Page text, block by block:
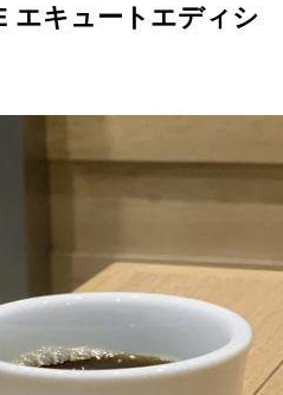
キュートエディシ